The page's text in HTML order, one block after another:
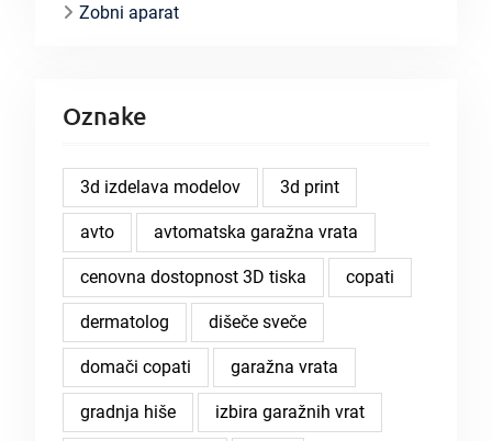
Zobni aparat
Oznake
3d izdelava modelov 3d print
avto avtomatska garažna vrata
cenovna dostopnost 3D tiska copati
dermatolog dišeče sveče
domači copati garažna vrata
gradnja hiše izbira garažnih vrat